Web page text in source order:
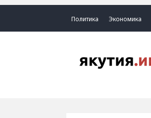
Политика Экономика